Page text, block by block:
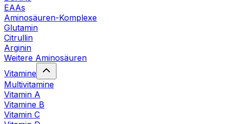
EAAs
Aminosäuren-Komplexe
Glutamin
Citrullin
Arginin
Weitere Aminosäuren
Vitamine
Multivitamine
Vitamin A
Vitamine B
Vitamin C